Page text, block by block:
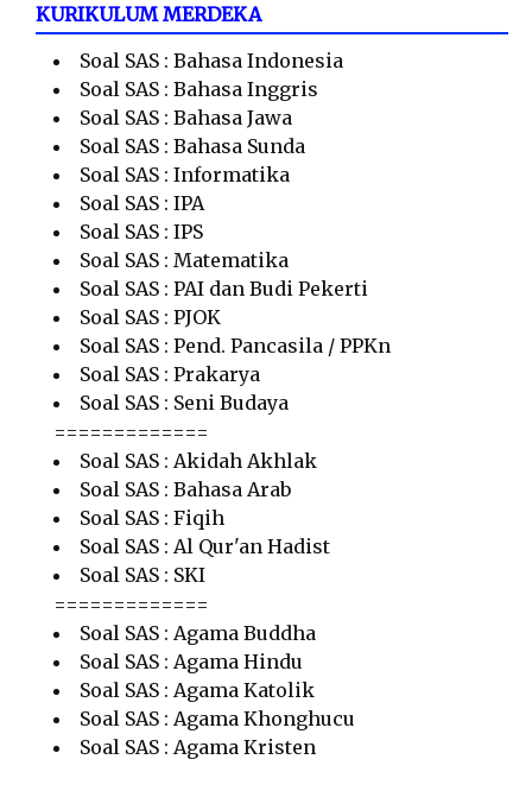
KURIKULUM MERDEKA
Soal SAS : Bahasa Indonesia
Soal SAS : Bahasa Inggris
Soal SAS : Bahasa Jawa
Soal SAS : Bahasa Sunda
Soal SAS : Informatika
Soal SAS : IPA
Soal SAS : IPS
Soal SAS : Matematika
Soal SAS : PAI dan Budi Pekerti
Soal SAS : PJOK
Soal SAS : Pend. Pancasila / PPKn
Soal SAS : Prakarya
Soal SAS : Seni Budaya
=============
Soal SAS : Akidah Akhlak
Soal SAS : Bahasa Arab
Soal SAS : Fiqih
Soal SAS : Al Qur'an Hadist
Soal SAS : SKI
=============
Soal SAS : Agama Buddha
Soal SAS : Agama Hindu
Soal SAS : Agama Katolik
Soal SAS : Agama Khonghucu
Soal SAS : Agama Kristen